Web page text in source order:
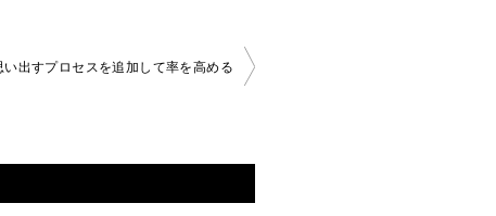
い出すプロセスを追加して率を高める